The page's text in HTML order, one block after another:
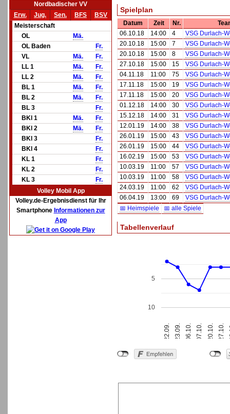
Nordbadischer VV
Erw.
Jug. Sen. BFS
BSV
Meisterschaft
OL
Mä.
OL Baden
Fr.
VL
Mä.
Fr.
LL 1
Mä.
Fr.
LL 2
Mä.
Fr.
BL 1
Mä.
Fr.
BL 2
Mä.
Fr.
BL 3
Fr.
BKl 1
Mä.
Fr.
BKl 2
Mä.
Fr.
BKl 3
Fr.
BKl 4
Fr.
KL 1
Fr.
KL 2
Fr.
KL 3
Fr.
Volley Mobil App
Volley.de-Ergebnisdienst für Ihr
Smartphone Informationen zur
App
Spielplan
Datum Zeit Nr.
06.10.18
14:00 4
VSG Durlach-
20.10.18
15:00 7
VSG Durlach-
20.10.18
15:00 8
VSG Durlach-
27.10.18
15:00 15
VSG Durlach-
04.11.18
11:00 75
VSG Durlach-
17.11.18
15:00 19
VSG Durlach-
17.11.18
15:00 20
VSG Durlach-
01.12.18
14:00 30
VSG Durlach-
15.12.18
14:00 31
VSG Durlach-
12.01.19
14:00 38
VSG Durlach-
26.01.19
15:00 43
VSG Durlach-
26.01.19
15:00 44
VSG Durlach-
16.02.19
15:00 53
VSG Durlach-
10.03.19
11:00 57
VSG Durlach-
10.03.19
11:00 58
VSG Durlach-
24.03.19
11:00 62
VSG Durlach-
06.04.19
13:00 69
VSG Durlach-
📅 Heimspiele
📅 alle Spiele
Tabellenverlauf
22.09. 23.09. 06.10. 07.10. 20.10. 27.10.
5
10